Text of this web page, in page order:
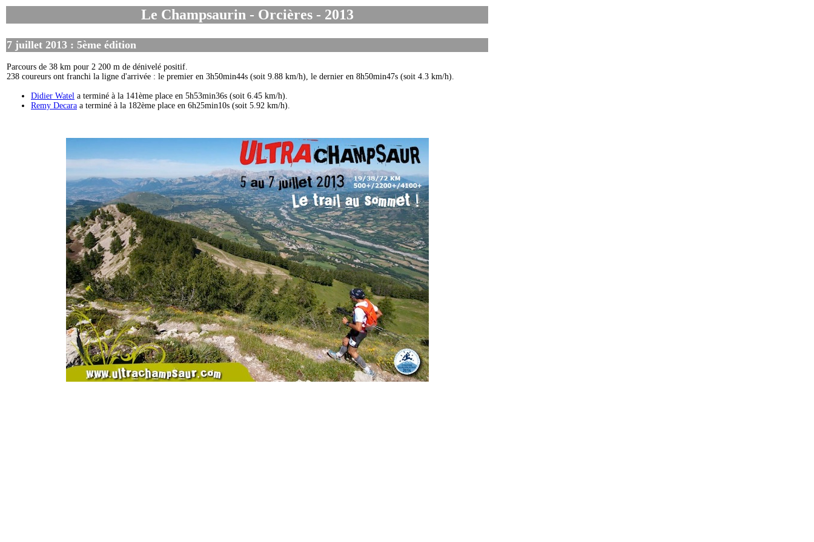
Le Champsaurin - Orcières - 2013
7 juillet 2013 : 5ème édition
Parcours de 38 km pour 2 200 m de dénivelé positif.
238 coureurs ont franchi la ligne d'arrivée : le premier en 3h50min44s (soit 9.88 km/h), le dernier en 8h50min47s (soit 4.3 km/h).
Didier Watel a terminé à la 141ème place en 5h53min36s (soit 6.45 km/h).
Remy Decara a terminé à la 182ème place en 6h25min10s (soit 5.92 km/h).